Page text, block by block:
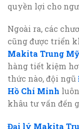
quyền lợi cho
Ngoài ra, các
cũng được triển
Makita Trung
hàng tiết kiệm
thức nào, đội ngũ
Hồ Chí Minh
khâu tư vấn đến
Đại lý Makita